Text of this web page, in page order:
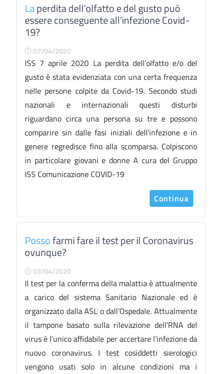
Laperdita dell’olfatto e del gusto può
essere conseguente all’infezione Covid-
19?
07/04/2020
ISS 7 aprile 2020 La perdita dell’olfatto e/o del
gusto è stata evidenziata con una certa frequenza
nelle persone colpite da Covid-19. Secondo studi
nazionali e internazionali questi disturbi
riguardano circa una persona su tre e possono
comparire sin dalle fasi iniziali dell’infezione e in
genere regredisce fino alla scomparsa. Colpiscono
in particolare giovani e donne A cura del Gruppo
ISS Comunicazione COVID-19
Continua
Possofarmi fare il test per il Coronavirus
ovunque?
03/04/2020
Il test per la conferma della malattia è attualmente
a carico del sistema Sanitario Nazionale ed è
organizzato dalla ASL o dall’Ospedale. Attualmente
il tampone basato sulla rilevazione dell’RNA del
virus è l’unico affidabile per accertare l’infezione da
nuovo coronavirus. I test cosiddetti sierologici
vengono usati solo in alcune condizioni ma i